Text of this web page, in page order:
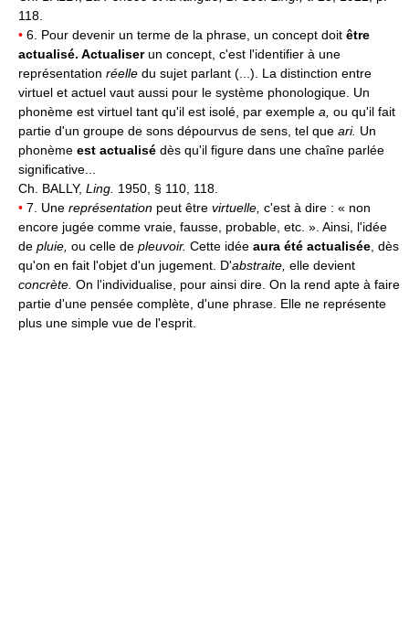
118.
• 6. Pour devenir un terme de la phrase, un concept doit être
actualisé. Actualiserun concept, c'est l'identifier à une
représentation réelle du sujet parlant (...). La distinction entre
virtuel et actuel vaut aussi pour le système phonologique. Un
phonème est virtuel tant qu'il est isolé, par exemple a, ou qu'il fait
partie d'un groupe de sons dépourvus de sens, tel que ari. Un
phonème est actualisé dès qu'il figure dans une chaîne parlée
significative...
Ch. BALLY, Ling. 1950, § 110, 118.
• 7. Une représentation peut être virtuelle, c'est à dire : « non
encore jugée comme vraie, fausse, probable, etc. ». Ainsi, l'idée
de pluie, ou celle de pleuvoir. Cette idée aura été actualisée , dès
qu'on en fait l'objet d'un jugement. D'abstraite, elle devient
concrète. On l'individualise, pour ainsi dire. On la rend apte à faire
partie d'une pensée complète, d'une phrase. Elle ne représente
plus une simple vue de l'esprit.